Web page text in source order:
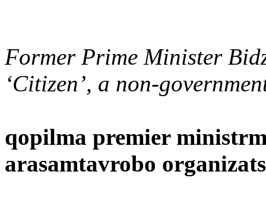
Former Prime Minister
‘Citizen’, a non-
qopilma premier
arasamtavrobo